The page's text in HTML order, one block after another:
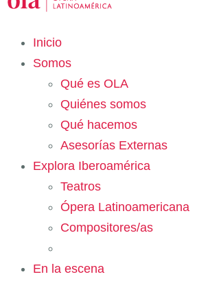
Inicio
Somos
Qué es OLA
Quiénes somos
Qué hacemos
Asesorías Externas
Explora Iberoamérica
Teatros
Ópera Latinoamericana
Compositores/as
En la escena